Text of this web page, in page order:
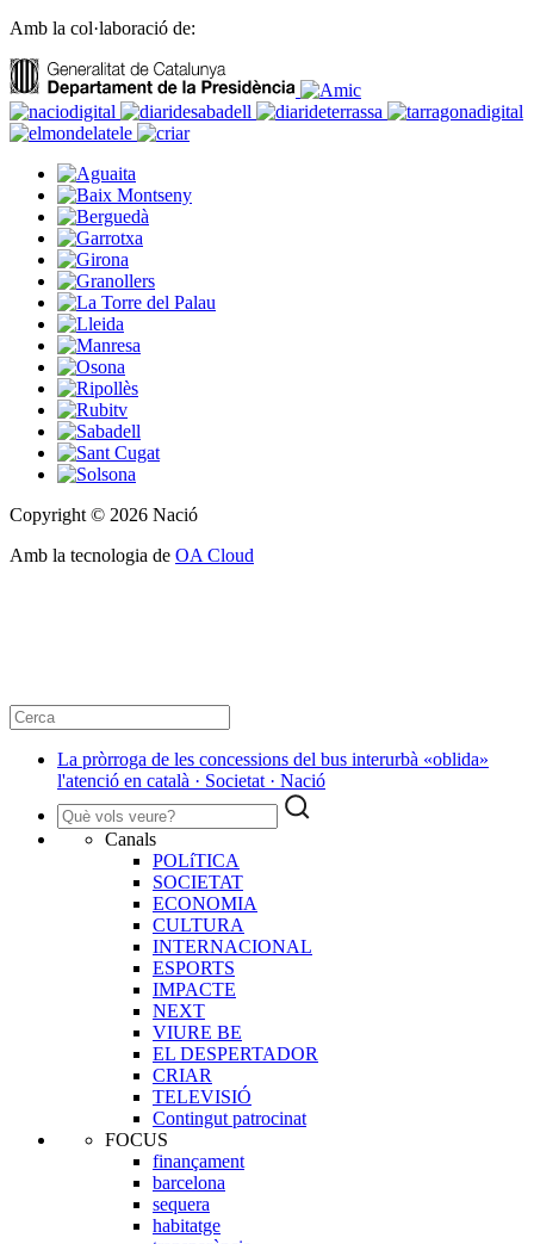
Amb la col·laboració de:
Copyright © 2026 Nació
Amb la tecnologia de OA Cloud
La pròrroga de les concessions del bus interurbà «oblida»
l'atenció en català · Societat · Nació
Canals
POLíTICA
SOCIETAT
ECONOMIA
CULTURA
INTERNACIONAL
ESPORTS
IMPACTE
NEXT
VIURE BE
EL DESPERTADOR
CRIAR
TELEVISIÓ
Contingut patrocinat
FOCUS
finançament
barcelona
sequera
habitatge